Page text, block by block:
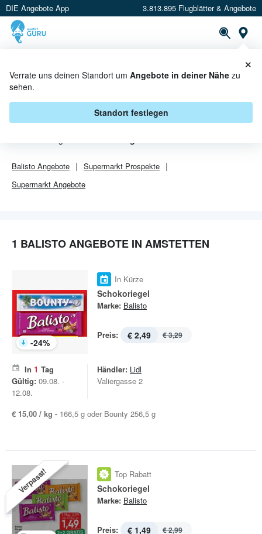
DIE Angebote App 3.813.895 Flugblätter & Angebote
Verrate uns deinen Standort um Angebote in deiner Nähe zu
sehen.
Standort festlegen
×
BALISTO ANGEBOTE IN
AMSTETTEN
Balisto Angebote Supermarkt Prospekte
Supermarkt Angebote
1 BALISTO ANGEBOTE IN AMSTETTEN
-24%
In Kürze
Schokoriegel
Marke: Balisto
Preis: € 2,49 € 3,29
In 1 Tag
Gültig: 09.08. -
12.08.
Händler: Lidl
Valiergasse 2
€ 15,00 / kg - 166,5 g oder Bounty 256,5 g
Verpasst! Top Rabatt
Schokoriegel
Marke: Balisto
Preis: € 1,49 € 2,99